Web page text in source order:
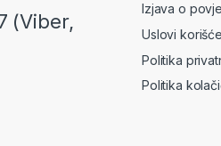
(Viber,
Izjava o
Uslovi
Politika
Politika